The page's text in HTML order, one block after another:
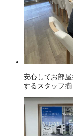
安心してお部
するスタッフ揃